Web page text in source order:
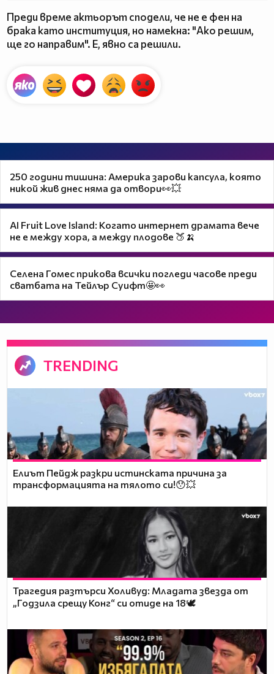
Преди време актьорът сподели, че не е фен на
брака като институция, но намекна: "Ако решим,
ще го направим". Е, явно са решили.
250 години тишина: Америка зарови капсула, която
никой жив днес няма да отвори👀💥
AI Fruit Love Island: Когато интернет драмата вече
не е между хора, а между плодове 🍑🍌
Селена Гомес прикова всички погледи часове преди
сватбата на Тейлър Суифт🤩👀
TRENDING
Елиът Пейдж разкри истинската причина за
трансформацията на тялото си!😯💥
Трагедия разтърси Холивуд: Младата звезда от
„Годзила срещу Конг“ си отиде на 18🕊️